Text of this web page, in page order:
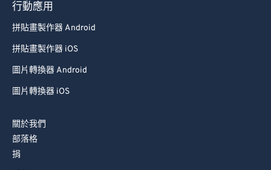
行動應用
拼貼畫製作器 Android
拼貼畫製作器 iOS
圖片轉換器 Android
圖片轉換器 iOS
關於我們
部落格
捐